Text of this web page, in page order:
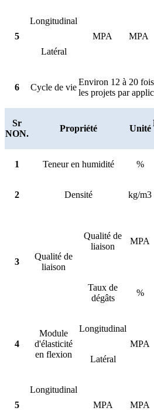
5
Longitudinal
MPA
MPA
Latéral
6 Cycle de vie
Environ 12 à 20
les projets par
Sr
NON.
Propriété Unité
1 Teneur en humidité %
2 Densité kg/m3
3
Qualité de
liaison
Qualité de
liaison
MPA
Taux de
dégâts
%
4
Module
d'élasticité
en flexion
Longitudinal
MPA
Latéral
5
Longitudinal
MPA
MPA